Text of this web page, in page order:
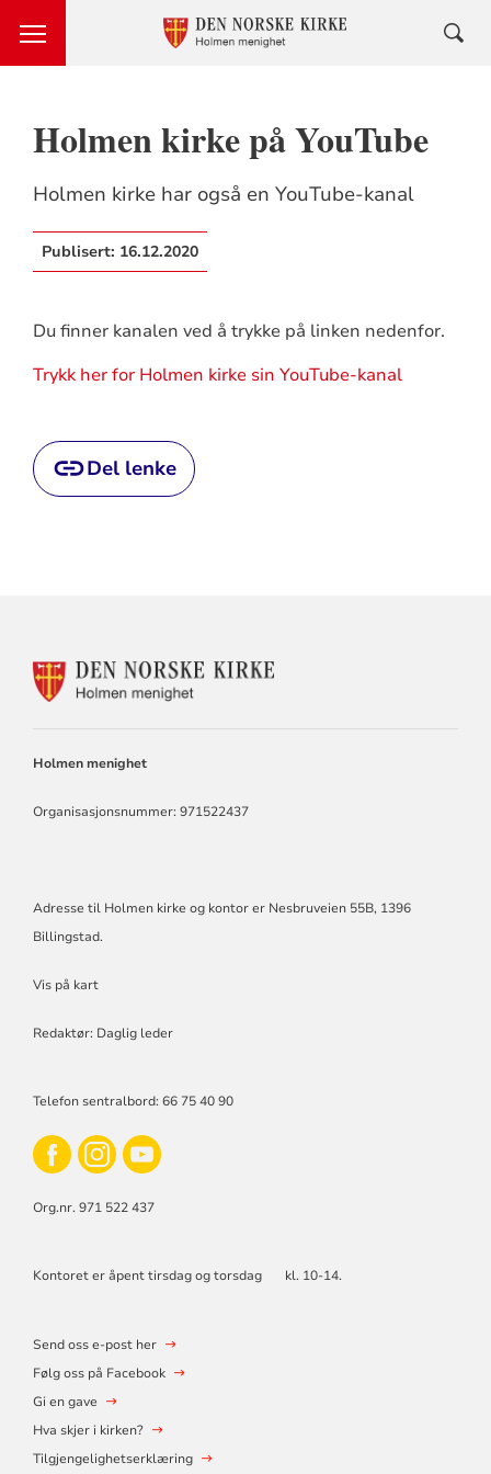
Holmen kirke på YouTube
Holmen kirke har også en YouTube-kanal
Publisert: 16.12.2020
Du finner kanalen ved å trykke på linken nedenfor.
Trykk her for Holmen kirke sin YouTube-kanal
Del lenke
KONTAKTINFORMASJON
Holmen menighet
Organisasjonsnummer: 971522437
Adresse til Holmen kirke og kontor er Nesbruveien 55B, 1396
Billingstad.
Vis på kart
Redaktør: Daglig leder
Telefon sentralbord: 66 75 40 90
Org.nr. 971 522 437
Kontoret er åpent tirsdag og torsdag kl. 10-14.
Send oss e-post her
Følg oss på Facebook
Gi en gave
Hva skjer i kirken?
Tilgjengelighetserklæring